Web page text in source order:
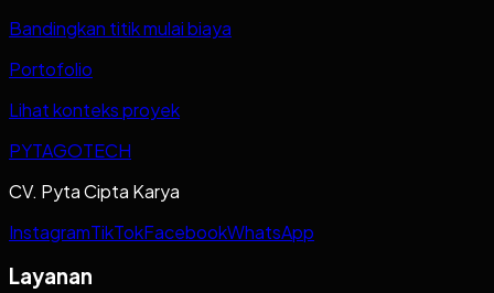
Bandingkan titik mulai biaya
Portofolio
Lihat konteks proyek
PYTAGOTECH
CV. Pyta Cipta Karya
InstagramTikTokFacebookWhatsApp
Layanan